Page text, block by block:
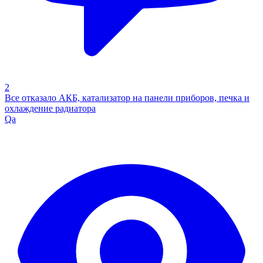
2
Все отказало АКБ, катализатор на панели приборов, печка и
охлаждение радиатора
Qa